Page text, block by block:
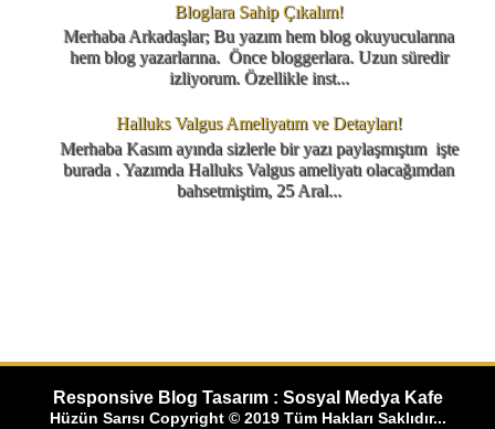
Bloglara Sahip Çıkalım!
Merhaba Arkadaşlar; Bu yazım hem blog okuyucularına
hem blog yazarlarına. Önce bloggerlara. Uzun süredir
izliyorum. Özellikle inst...
Halluks Valgus Ameliyatım ve Detayları!
Merhaba Kasım ayında sizlerle bir yazı paylaşmıştım işte
burada . Yazımda Halluks Valgus ameliyatı olacağımdan
bahsetmiştim, 25 Aral...
Responsive Blog Tasarım : Sosyal Medya Kafe
Hüzün Sarısı Copyright © 2019 Tüm Hakları Saklıdır...